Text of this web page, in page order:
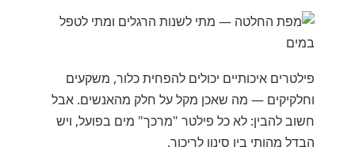
פילטרים איכותיים יכולים להפחית כלור, משקעים
וחלקיקים — מה שאכן מקל על חלק מהאנשים. אבל
חשוב להבין: לא כל פילטר "מרכך" מים בפועל, ויש
הבדל מהותי בין סינון לריכוך.